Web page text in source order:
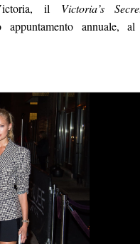
il Victoria’s
appuntamento annuale,